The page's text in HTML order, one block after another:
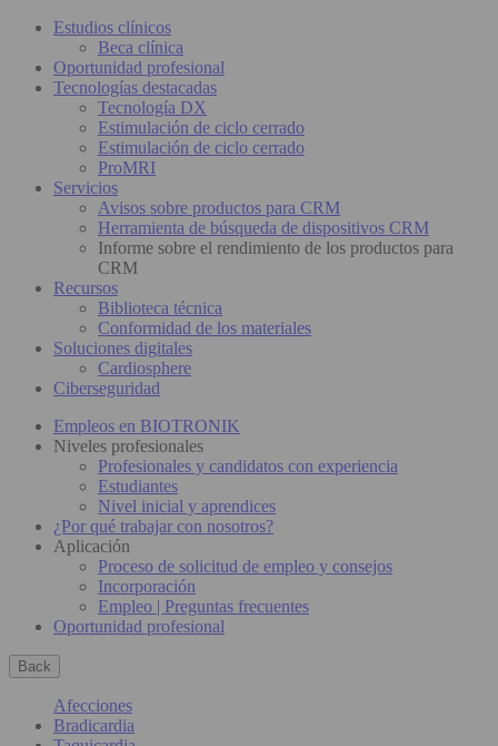
Estudios clínicos
Beca clínica
Oportunidad profesional
Tecnologías destacadas
Tecnología DX
Estimulación de ciclo cerrado
Estimulación de ciclo cerrado
ProMRI
Servicios
Avisos sobre productos para CRM
Herramienta de búsqueda de dispositivos CRM
Informe sobre el rendimiento de los productos para
CRM
Recursos
Biblioteca técnica
Conformidad de los materiales
Soluciones digitales
Cardiosphere
Ciberseguridad
Empleos en BIOTRONIK
Niveles profesionales
Profesionales y candidatos con experiencia
Estudiantes
Nivel inicial y aprendices
¿Por qué trabajar con nosotros?
Aplicación
Proceso de solicitud de empleo y consejos
Incorporación
Empleo | Preguntas frecuentes
Oportunidad profesional
Back
Afecciones
Bradicardia